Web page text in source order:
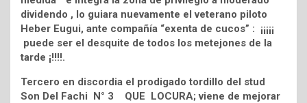
dividendo , lo guiara nuevamente el veterano piloto
Heber Eugui, ante compañía “exenta de cucos” : ¡¡¡¡¡
puede ser el desquite de todos los metejones de la
tarde ¡!!!!.
Tercero en discordia el prodigado tordillo del stud
Son Del Fachi N° 3 QUE LOCURA; viene de mejorar